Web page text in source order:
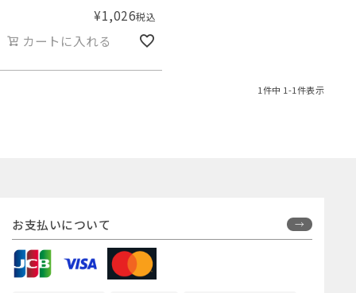
¥1,026税込
カートに入れる
1件中 1-1件表示
お支払いについて